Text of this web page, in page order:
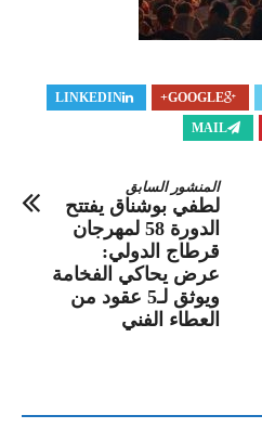
GOOGLE+
LINKEDIN
MAIL
المنشور السابق
لطفي بوشناق يفتتح
الدورة 58 لمهرجان
قرطاج الدولي:
عرض يحاكي الفخامة
ويوثق لـ5 عقود من
العطاء الفني